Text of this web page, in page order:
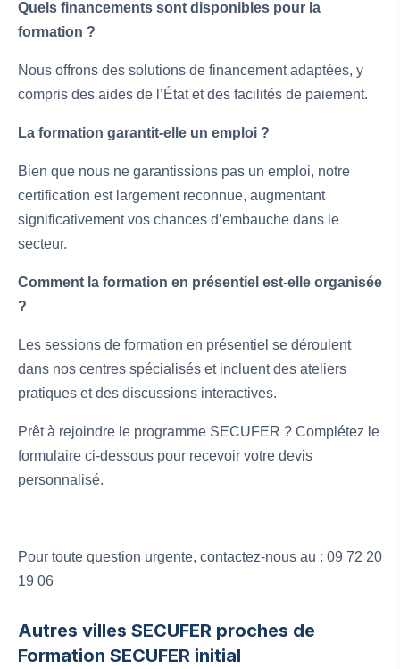
Quels financements sont disponibles pour la
formation ?
Nous offrons des solutions de financement adaptées, y
compris des aides de l’État et des facilités de paiement.
La formation garantit-elle un emploi ?
Bien que nous ne garantissions pas un emploi, notre
certification est largement reconnue, augmentant
significativement vos chances d’embauche dans le
secteur.
Comment la formation en présentiel est-elle organisée
?
Les sessions de formation en présentiel se déroulent
dans nos centres spécialisés et incluent des ateliers
pratiques et des discussions interactives.
Prêt à rejoindre le programme SECUFER ? Complétez le
formulaire ci-dessous pour recevoir votre devis
personnalisé.
Pour toute question urgente, contactez-nous au : 09 72 20
19 06
Autres villes SECUFER proches de
Formation SECUFER initial